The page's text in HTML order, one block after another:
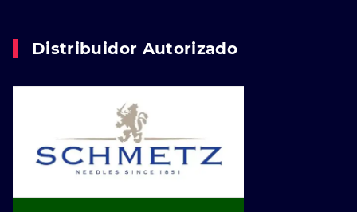
Distribuidor Autorizado